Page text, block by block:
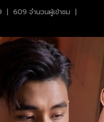
| 609 จำนวนผู้เข้าชม |